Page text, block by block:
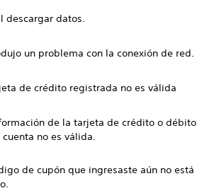
descargar datos.
un problema con la conexión de red.
de crédito registrada no es válida
de la tarjeta de crédito o débito
no es válida.
de cupón que ingresaste aún no está